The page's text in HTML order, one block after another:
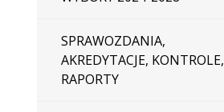
SPRAWOZDANIA,
AKREDYTACJE, KONTROLE,
RAPORTY